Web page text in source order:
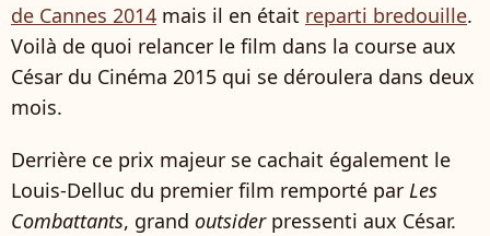
de Cannes 2014 mais il en était reparti bredouille.
Voilà de quoi relancer le film dans la course aux
César du Cinéma 2015 qui se déroulera dans deux
mois.
Derrière ce prix majeur se cachait également le
Louis-Delluc du premier film remporté par Les
Combattants, grand outsiderpressenti aux César.